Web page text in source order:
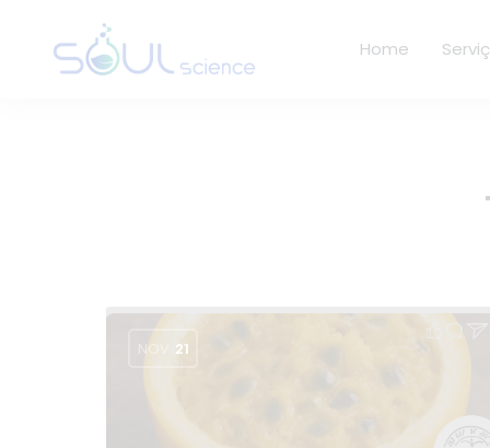
Home
NOV 21